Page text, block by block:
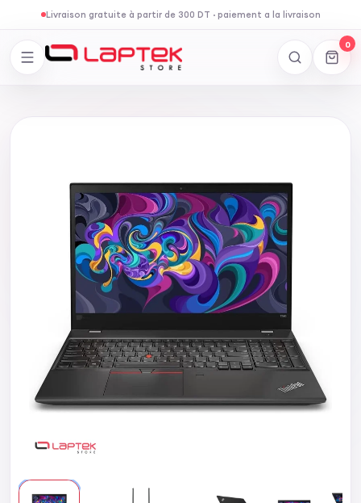
Livraison gratuite à partir de 300 DT ·paiement a la livraison
0